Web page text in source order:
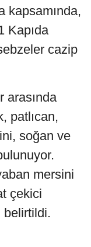
kapsamında,
Kapıda
cazip
arasında
patlıcan,
soğan ve
mersini
çekici
belirtildi.